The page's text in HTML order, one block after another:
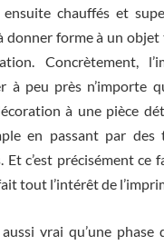
chauffés et
donner forme à un
Concrètement,
à peu près n’importe
à une pièce
en passant par des
Et c’est précisément ce
tout l’intérêt de
vrai qu’une phase